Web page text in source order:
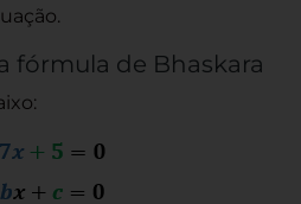
fórmula de Bhaskara